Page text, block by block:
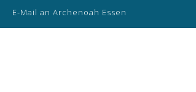
E-Mail an Archenoah Essen